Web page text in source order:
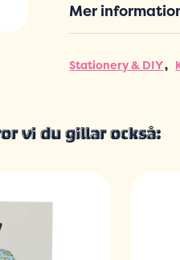
Mer
Stationery & DIY
vi du gillar också: